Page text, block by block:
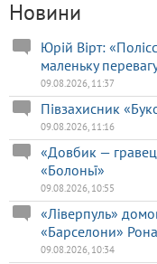
Новини
Юрій Вірт:
маленьку
09.08.2026, 11:37
Півзахисник
09.08.2026, 11:16
«Довбик —
«Болоньї»
09.08.2026, 10:55
«Ліверпуль»
«Барселони»
09.08.2026, 10:34